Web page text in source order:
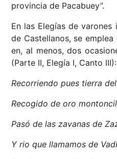
provincia de Pacabuey”.
En las Elegías de
de Castellanos, se
en, al menos, dos
(Parte II, Elegía I, Canto III):
Recorriendo pues tierra
Recogido de oro
Pasó de las zavanas de
Y rio que llamamos de